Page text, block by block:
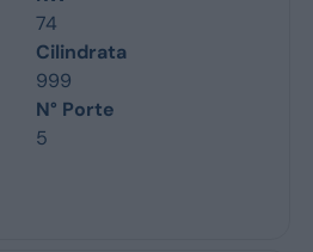
74
Cilindrata
999
N° Porte
5